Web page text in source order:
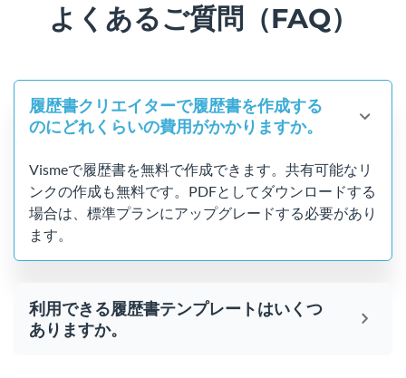
よくあるご質問（FAQ）
履歴書クリエイターで履歴書を作成する
のにどれくらいの費用がかかりますか。
Vismeで履歴書を無料で作成できます。共有可能なリ
ンクの作成も無料です。PDFとしてダウンロードする
場合は、標準プランにアップグレードする必要があり
ます。
利用できる履歴書テンプレートはいくつ
ありますか。